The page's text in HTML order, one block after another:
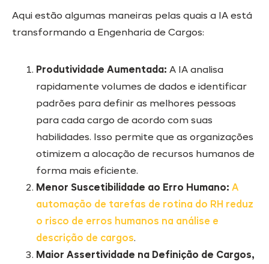
Aqui estão algumas maneiras pelas quais a IA está
transformando a Engenharia de Cargos:
Produtividade Aumentada: A IA analisa
rapidamente volumes de dados e identificar
padrões para definir as melhores pessoas
para cada cargo de acordo com suas
habilidades. Isso permite que as organizações
otimizem a alocação de recursos humanos de
forma mais eficiente.
Menor Suscetibilidade ao Erro Humano: A
automação de tarefas de rotina do RH reduz
o risco de erros humanos na análise e
descrição de cargos.
Maior Assertividade na Definição de Cargos,